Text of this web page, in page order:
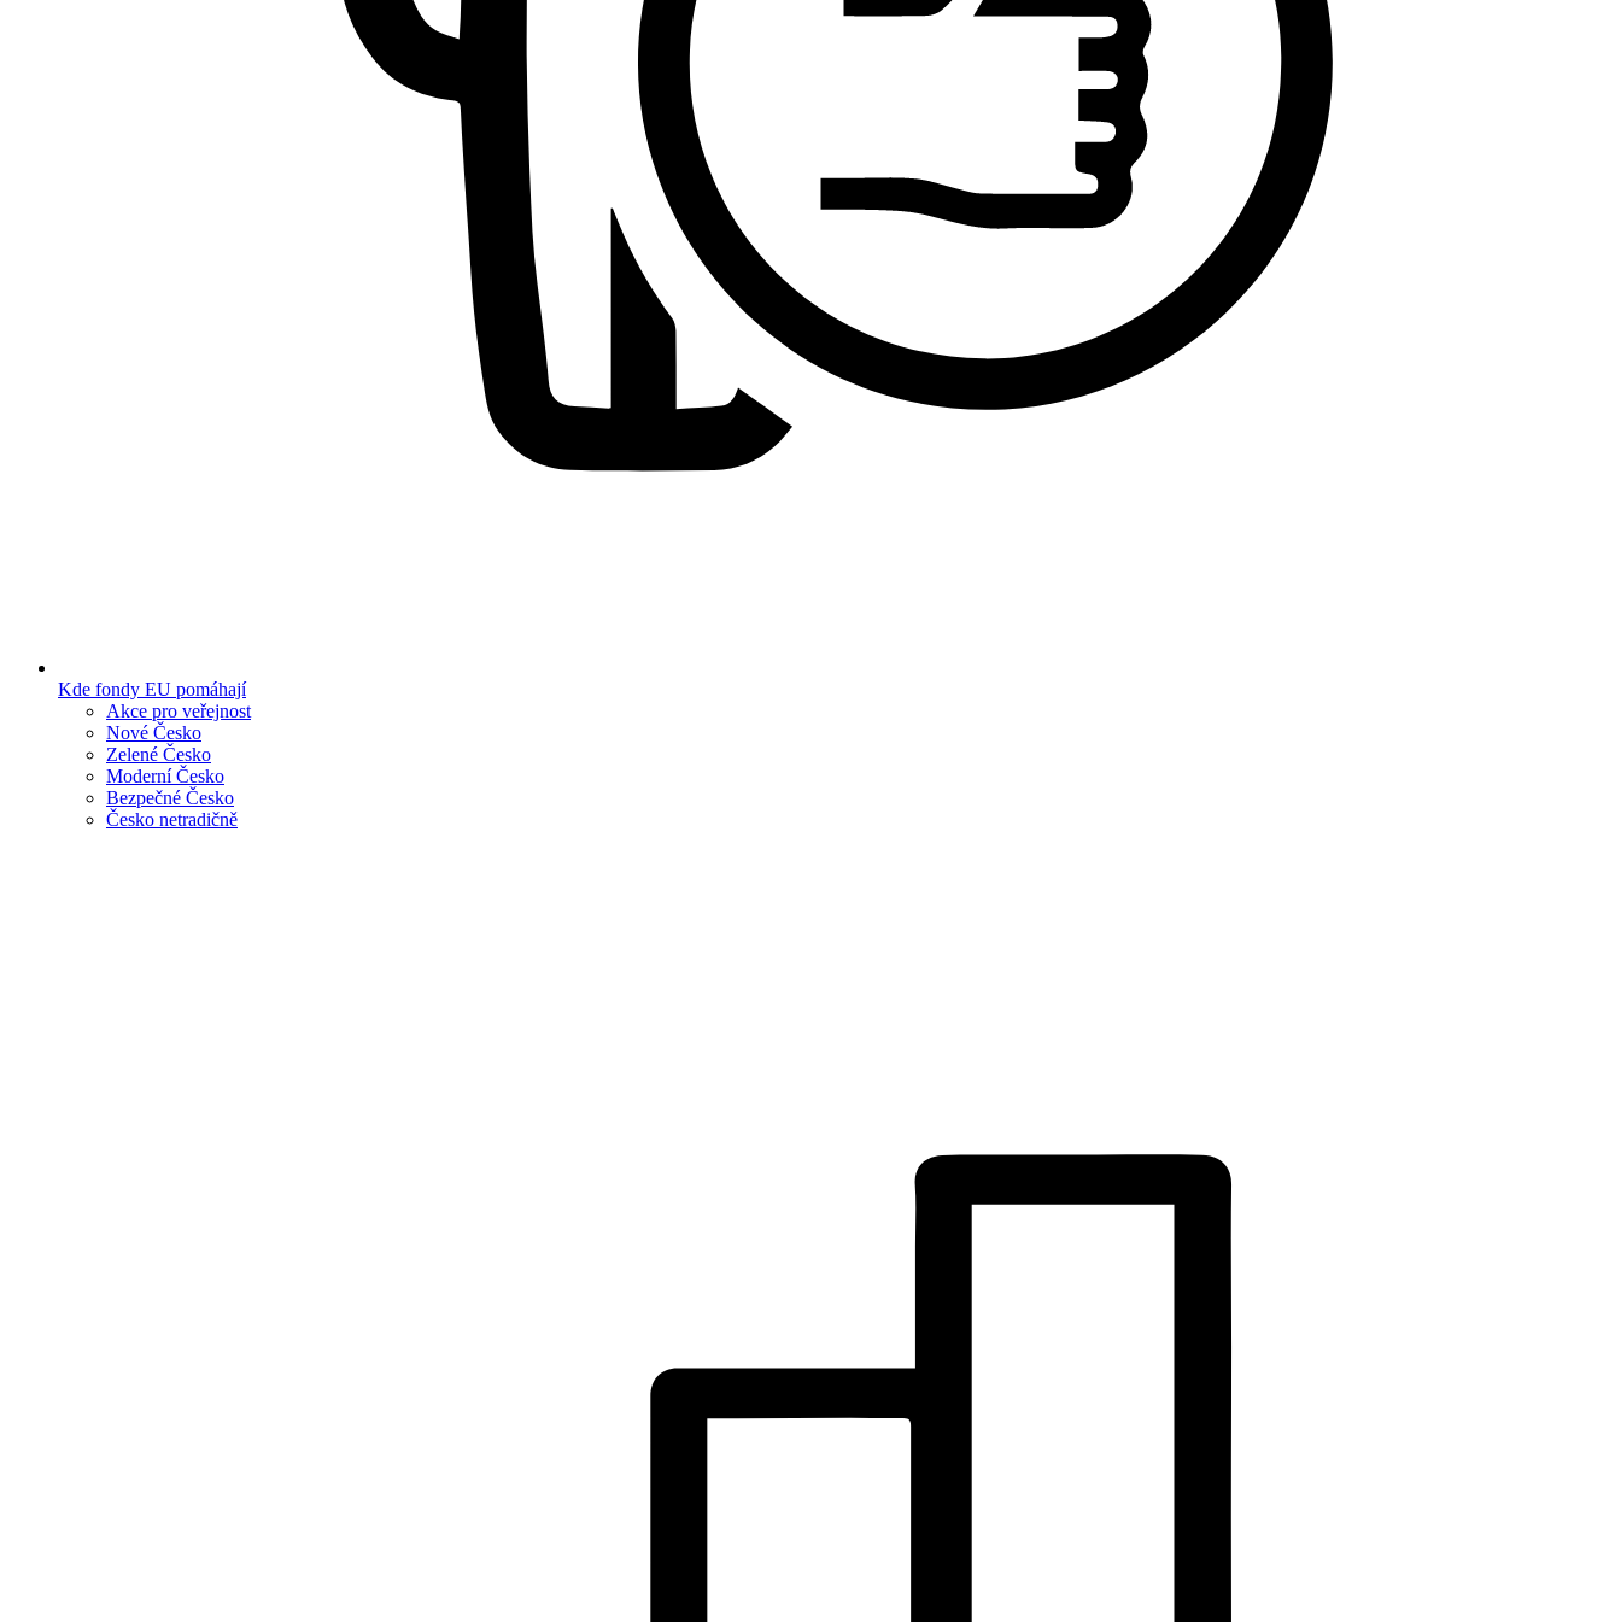
Kde fondy EU pomáhají
Akce pro veřejnost
Nové Česko
Zelené Česko
Moderní Česko
Bezpečné Česko
Česko netradičně